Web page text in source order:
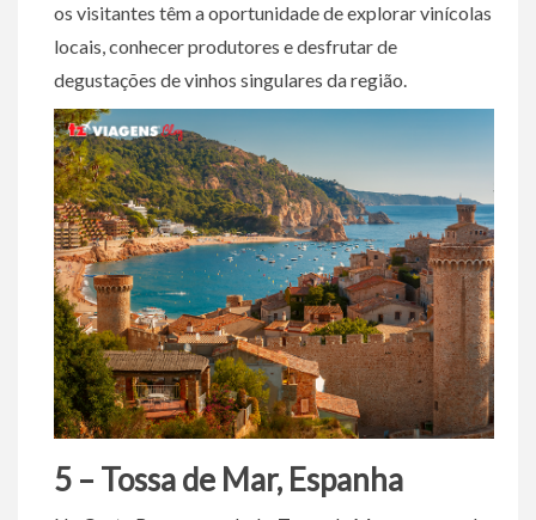
os visitantes têm a oportunidade de explorar vinícolas
locais, conhecer produtores e desfrutar de
degustações de vinhos singulares da região.
5 – Tossa de Mar, Espanha